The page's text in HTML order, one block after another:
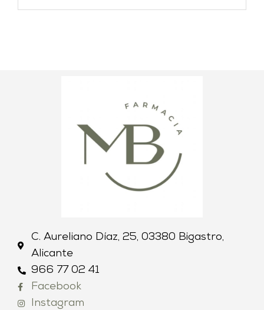
C. Aureliano Díaz, 25, 03380 Bigastro,
Alicante
966 77 02 41
Facebook
Instagram